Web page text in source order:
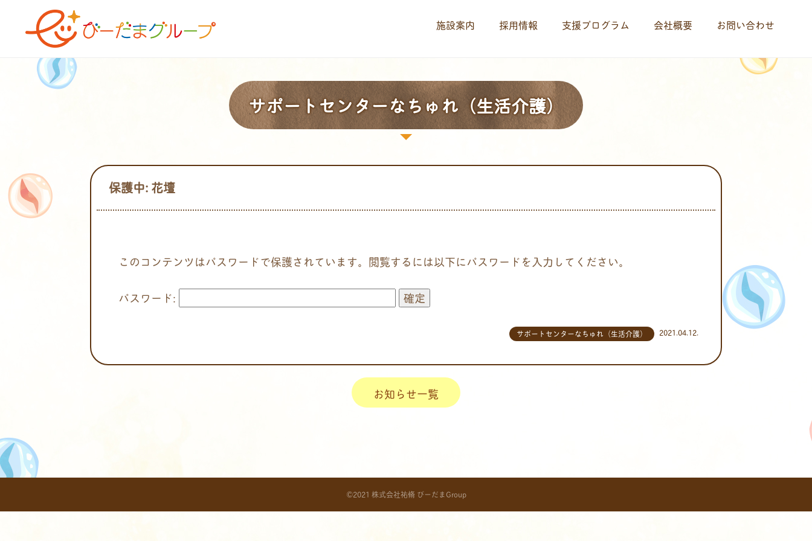
施設案内 採用情報 支援プログラム 会社概要 お問い合わせ
サポートセンターなちゅれ（生活介護）
保護中: 花壇
このコンテンツはパスワードで保護されています。閲覧するには以下にパスワードを入力してください。
パスワード:
2021.04.12.
サポートセンターなちゅれ（生活介護）
お知らせ一覧
©2021 株式会社祐脩 びーだまGroup